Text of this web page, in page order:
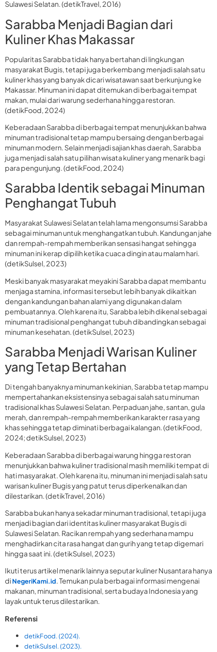
Sulawesi Selatan. (detikTravel, 2016)
Sarabba Menjadi Bagian dari
Kuliner Khas Makassar
Popularitas Sarabba tidak hanya bertahan di lingkungan
masyarakat Bugis, tetapi juga berkembang menjadi salah satu
kuliner khas yang banyak dicari wisatawan saat berkunjung ke
Makassar. Minuman ini dapat ditemukan di berbagai tempat
makan, mulai dari warung sederhana hingga restoran.
(detikFood, 2024)
Keberadaan Sarabba di berbagai tempat menunjukkan bahwa
minuman tradisional tetap mampu bersaing dengan berbagai
minuman modern. Selain menjadi sajian khas daerah, Sarabba
juga menjadi salah satu pilihan wisata kuliner yang menarik bagi
para pengunjung. (detikFood, 2024)
Sarabba Identik sebagai Minuman
Penghangat Tubuh
Masyarakat Sulawesi Selatan telah lama mengonsumsi Sarabba
sebagai minuman untuk menghangatkan tubuh. Kandungan jahe
dan rempah-rempah memberikan sensasi hangat sehingga
minuman ini kerap dipilih ketika cuaca dingin atau malam hari.
(detikSulsel, 2023)
Meski banyak masyarakat meyakini Sarabba dapat membantu
menjaga stamina, informasi tersebut lebih banyak dikaitkan
dengan kandungan bahan alami yang digunakan dalam
pembuatannya. Oleh karena itu, Sarabba lebih dikenal sebagai
minuman tradisional penghangat tubuh dibandingkan sebagai
minuman kesehatan. (detikSulsel, 2023)
Sarabba Menjadi Warisan Kuliner
yang Tetap Bertahan
Di tengah banyaknya minuman kekinian, Sarabba tetap mampu
mempertahankan eksistensinya sebagai salah satu minuman
tradisional khas Sulawesi Selatan. Perpaduan jahe, santan, gula
merah, dan rempah-rempah memberikan karakter rasa yang
khas sehingga tetap diminati berbagai kalangan. (detikFood,
2024; detikSulsel, 2023)
Keberadaan Sarabba di berbagai warung hingga restoran
menunjukkan bahwa kuliner tradisional masih memiliki tempat di
hati masyarakat. Oleh karena itu, minuman ini menjadi salah satu
warisan kuliner Bugis yang patut terus diperkenalkan dan
dilestarikan. (detikTravel, 2016)
Sarabba bukan hanya sekadar minuman tradisional, tetapi juga
menjadi bagian dari identitas kuliner masyarakat Bugis di
Sulawesi Selatan. Racikan rempah yang sederhana mampu
menghadirkan cita rasa hangat dan gurih yang tetap digemari
hingga saat ini. (detikSulsel, 2023)
Ikuti terus artikel menarik lainnya seputar kuliner Nusantara hanya
diNegeriKami.id. Temukan pula berbagai informasi mengenai
makanan, minuman tradisional, serta budaya Indonesia yang
layak untuk terus dilestarikan.
Referensi
detikFood. (2024).
detikSulsel. (2023).